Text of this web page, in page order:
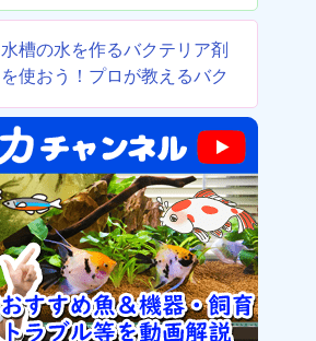
法！
水槽の水を作るバクテリア剤
を使おう！プロが教えるバク